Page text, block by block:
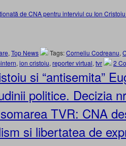
de CNA pentru interviul cu Ion
, Top News Tags:Corneliu Codreanu,
, ion cristoiu, reporter virtual, tvr 2
si “antisemita”
politice. Decizia
TVR: CNA
si libertatea de